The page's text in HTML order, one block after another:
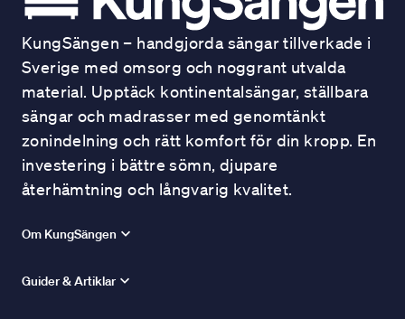
KungSängen – handgjorda sängar tillverkade i
Sverige med omsorg och noggrant utvalda
material. Upptäck kontinentalsängar, ställbara
sängar och madrasser med genomtänkt
zonindelning och rätt komfort för din kropp. En
investering i bättre sömn, djupare
återhämtning och långvarig kvalitet.
Om KungSängen
Guider & Artiklar